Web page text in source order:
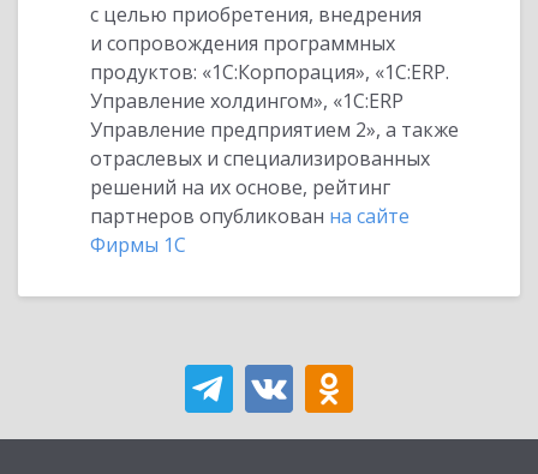
с целью приобретения, внедрения
и сопровождения программных
продуктов: «1С:Корпорация», «1С:ERP.
Управление холдингом», «1С:ERP
Управление предприятием 2», а также
отраслевых и специализированных
решений на их основе, рейтинг
партнеров опубликован на сайте
Фирмы 1С